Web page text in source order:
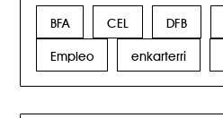
BFA CEL DFB
Empleo enkarterri